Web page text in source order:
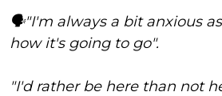
🗣️"I'm always a bit anxious
how it's going to go".
"I'd rather be here than not